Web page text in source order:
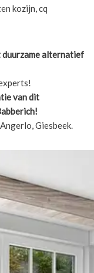
kozijn, cq
duurzame alternatief
van dit
Giesbeek.